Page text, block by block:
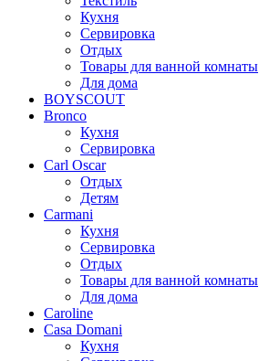
Кухня
Сервировка
Отдых
Товары для ванной комнаты
Для дома
BOYSCOUT
Bronco
Кухня
Сервировка
Carl Oscar
Отдых
Детям
Carmani
Кухня
Сервировка
Отдых
Товары для ванной комнаты
Для дома
Caroline
Casa Domani
Кухня